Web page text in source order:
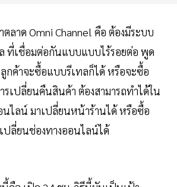
ตลาด Omni Channel คือ ต้องมีระบบ
ที่เชื่อมต่อกันแบบแบบไร้รอยต่อ พูด
กค้าจะซื้อแบบรีเทลก็ได้ หรือจะซื้อ
เปลี่ยนคืนสินค้า ต้องสามารถทำได้ใน
ไลน์ มาเปลี่ยนหน้าร้านได้ หรือซื้อ
ปลี่ยนช่องทางออนไลน์ได้